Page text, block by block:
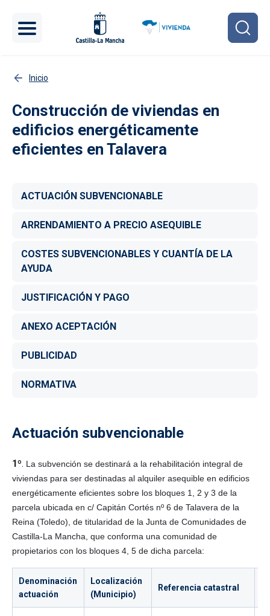
Inicio
Construcción de viviendas en
edificios energéticamente
eficientes en Talavera
ACTUACIÓN SUBVENCIONABLE
ARRENDAMIENTO A PRECIO ASEQUIBLE
COSTES SUBVENCIONABLES Y CUANTÍA DE LA
AYUDA
JUSTIFICACIÓN Y PAGO
ANEXO ACEPTACIÓN
PUBLICIDAD
NORMATIVA
Actuación subvencionable
1º. La subvención se destinará a la rehabilitación integral de
viviendas para ser destinadas al alquiler asequible en edificios
energéticamente eficientes sobre los bloques 1, 2 y 3 de la
parcela ubicada en c/ Capitán Cortés nº 6 de Talavera de la
Reina (Toledo), de titularidad de la Junta de Comunidades de
Castilla-La Mancha, que conforma una comunidad de
propietarios con los bloques 4, 5 de dicha parcela:
Denominación
actuación
Localización
(Municipio)
Referencia catastral